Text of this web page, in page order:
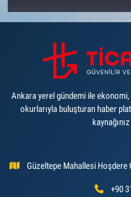
Ankara yerel gündemi ile
okurlarıyla buluşturan haber
Güzeltepe Mahallesi
+90